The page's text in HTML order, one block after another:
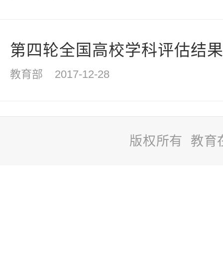
第四轮全国高校学科评估结
教育部 2017-12-28
版权所有 教育